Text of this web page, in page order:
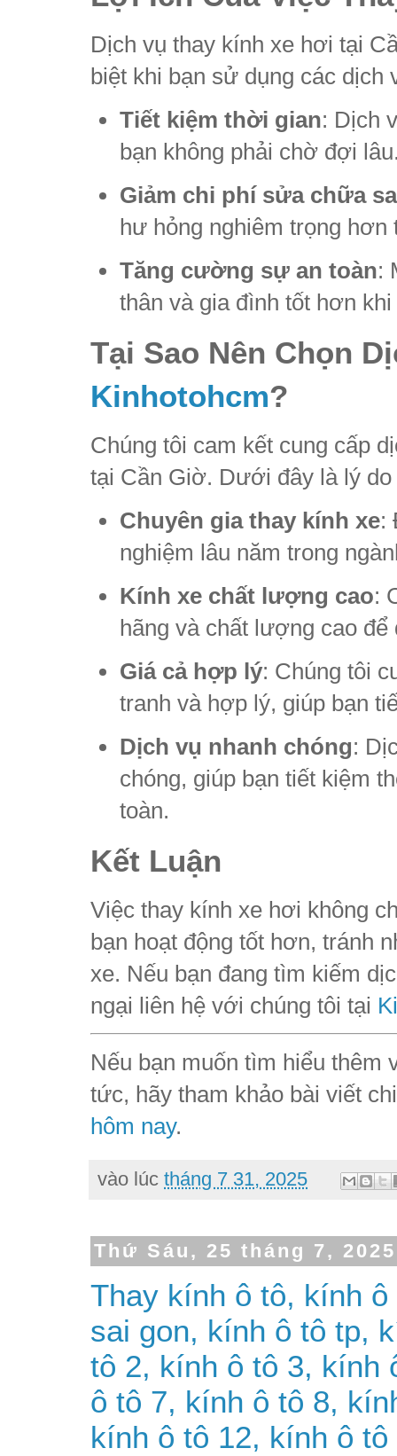
Dịch vụ thay kính xe hơi tại
biệt khi bạn sử dụng các dịch
Tiết kiệm thời gian: Dịch
bạn không phải chờ đợi
Giảm chi phí sửa chữa
hư hỏng nghiêm trọng
Tăng cường sự an toàn:
thân và gia đình tốt hơn
Tại Sao Nên Chọn
Kinhotohcm?
Chúng tôi cam kết cung cấp
tại Cần Giờ. Dưới đây là lý
Chuyên gia thay kính xe:
nghiệm lâu năm trong
Kính xe chất lượng cao:
hãng và chất lượng cao
Giá cả hợp lý: Chúng tôi
tranh và hợp lý, giúp bạn
Dịch vụ nhanh chóng:
chóng, giúp bạn tiết kiệm
toàn.
Kết Luận
Việc thay kính xe hơi không
bạn hoạt động tốt hơn, tránh
xe. Nếu bạn đang tìm kiếm
ngại liên hệ với chúng tôi tại
Nếu bạn muốn tìm hiểu thêm
tức, hãy tham khảo bài viết
hôm nay.
vào lúc tháng 7 31, 2025
Thứ Sáu, 25 tháng 7, 2025
Thay kính ô tô, kính
sai gon, kính ô tô tp,
tô 2, kính ô tô 3, kính
ô tô 7, kính ô tô 8,
kính ô tô 12, kính ô